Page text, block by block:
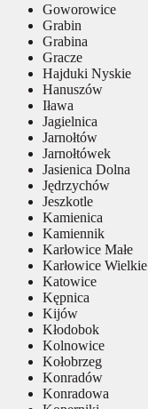
Goworowice
Grabin
Grabina
Gracze
Hajduki Nyskie
Hanuszów
Iława
Jagielnica
Jarnołtów
Jarnołtówek
Jasienica Dolna
Jędrzychów
Jeszkotle
Kamienica
Kamiennik
Karłowice Małe
Karłowice Wielkie
Katowice
Kępnica
Kijów
Kłodobok
Kolnowice
Kołobrzeg
Konradów
Konradowa